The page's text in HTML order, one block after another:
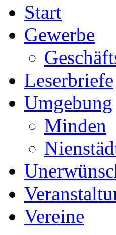
Start
Gewerbe
Leserbriefe
Umgebung
Minden
Vereine